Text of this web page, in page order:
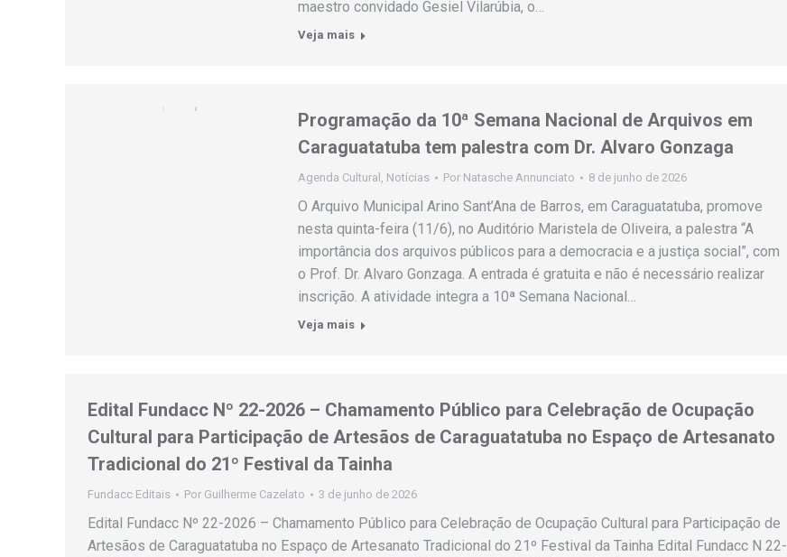
maestro convidado Gesiel Vilarúbia, o…
Veja mais
Programação da 10ª Semana Nacional de Arquivos em
Caraguatatuba tem palestra com Dr. Alvaro Gonzaga
Agenda Cultural , Notícias Por Natasche Annunciato 8 de junho de 2026
O Arquivo Municipal Arino Sant’Ana de Barros, em Caraguatatuba, promove
nesta quinta-feira (11/6), no Auditório Maristela de Oliveira, a palestra “A
importância dos arquivos públicos para a democracia e a justiça social”, com
o Prof. Dr. Alvaro Gonzaga. A entrada é gratuita e não é necessário realizar
inscrição. A atividade integra a 10ª Semana Nacional…
Veja mais
Edital Fundacc Nº 22-2026 – Chamamento Público para Celebração de Ocupação
Cultural para Participação de Artesãos de Caraguatatuba no Espaço de Artesanato
Tradicional do 21º Festival da Tainha
Fundacc Editais Por Guilherme Cazelato 3 de junho de 2026
Edital Fundacc Nº 22-2026 – Chamamento Público para Celebração de Ocupação Cultural para Participação de
Artesãos de Caraguatatuba no Espaço de Artesanato Tradicional do 21º Festival da Tainha Edital Fundacc N 22-